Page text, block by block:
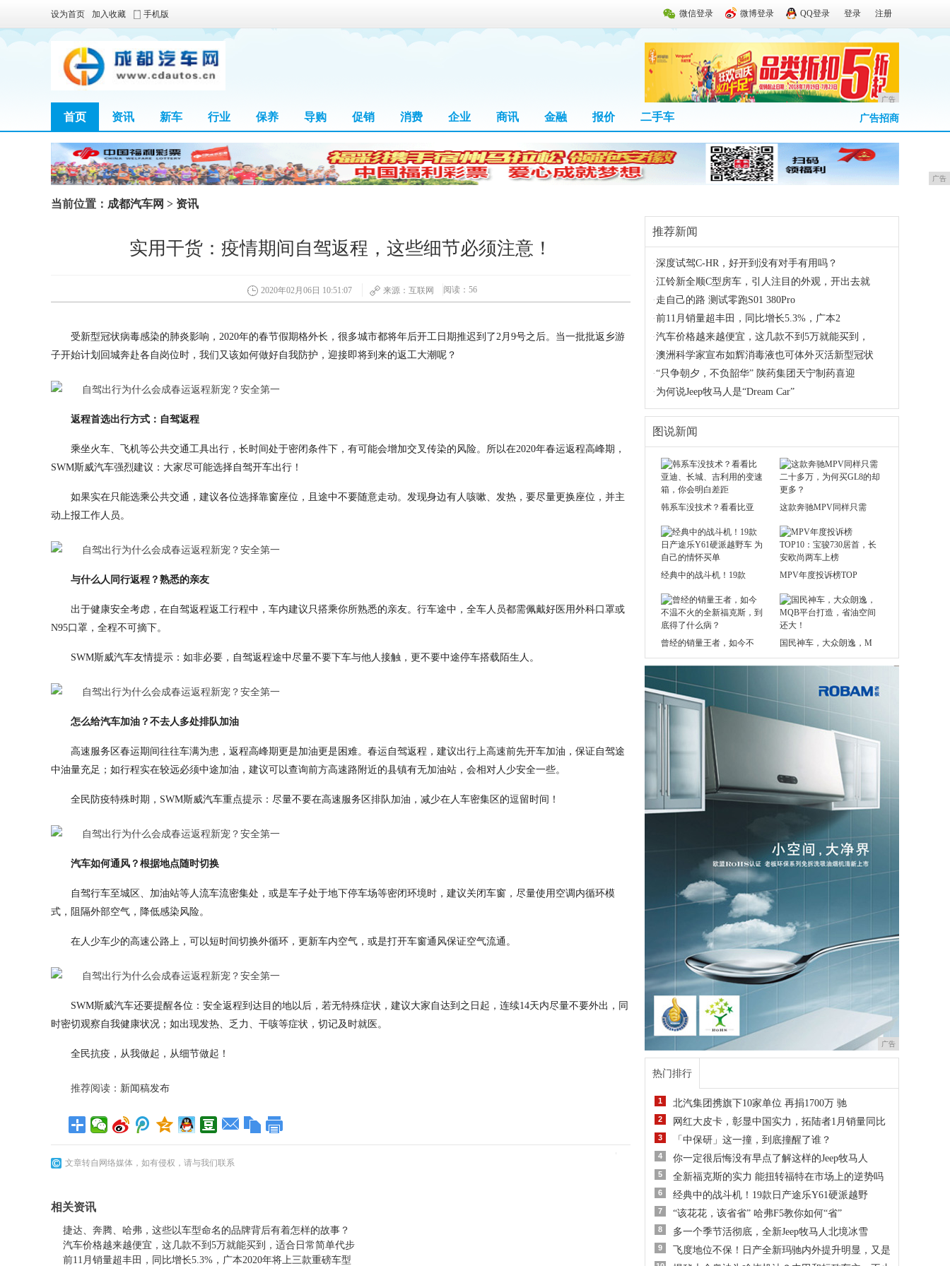
微信登录 微博登录 QQ登录 登录 注册
设为首页 加入收藏 手机版
广告
首页 资讯 新车 行业 保养 导购 促销 消费 企业 商讯 金融 报价 二手车 广告招商
广告
当前位置： 成都汽车网 > 资讯
实用干货：疫情期间自驾返程，这些细节必须注意！
2020年02月06日 10:51:07 来源：互联网 阅读：56
受新型冠状病毒感染的肺炎影响，2020年的春节假期格外长，很多城市都将年后开工日期推迟到了2月9号之后。当一批批返乡游
子开始计划回城奔赴各自岗位时，我们又该如何做好自我防护，迎接即将到来的返工大潮呢？
返程首选出行方式：自驾返程
乘坐火车、飞机等公共交通工具出行，长时间处于密闭条件下，有可能会增加交叉传染的风险。所以在2020年春运返程高峰期，
SWM斯威汽车强烈建议：大家尽可能选择自驾开车出行！
如果实在只能选乘公共交通，建议各位选择靠窗座位，且途中不要随意走动。发现身边有人咳嗽、发热，要尽量更换座位，并主
动上报工作人员。
与什么人同行返程？熟悉的亲友
出于健康安全考虑，在自驾返程返工行程中，车内建议只搭乘你所熟悉的亲友。行车途中，全车人员都需佩戴好医用外科口罩或
N95口罩，全程不可摘下。
SWM斯威汽车友情提示：如非必要，自驾返程途中尽量不要下车与他人接触，更不要中途停车搭载陌生人。
怎么给汽车加油？不去人多处排队加油
高速服务区春运期间往往车满为患，返程高峰期更是加油更是困难。春运自驾返程，建议出行上高速前先开车加油，保证自驾途
中油量充足；如行程实在较远必须中途加油，建议可以查询前方高速路附近的县镇有无加油站，会相对人少安全一些。
全民防疫特殊时期，SWM斯威汽车重点提示：尽量不要在高速服务区排队加油，减少在人车密集区的逗留时间！
汽车如何通风？根据地点随时切换
自驾行车至城区、加油站等人流车流密集处，或是车子处于地下停车场等密闭环境时，建议关闭车窗，尽量使用空调内循环模
式，阻隔外部空气，降低感染风险。
在人少车少的高速公路上，可以短时间切换外循环，更新车内空气，或是打开车窗通风保证空气流通。
SWM斯威汽车还要提醒各位：安全返程到达目的地以后，若无特殊症状，建议大家自达到之日起，连续14天内尽量不要外出，同
时密切观察自我健康状况；如出现发热、乏力、干咳等症状，切记及时就医。
全民抗疫，从我做起，从细节做起！
推荐阅读： 新闻稿发布
文章转自网络媒体，如有侵权，请与我们联系
相关资讯
捷达、奔腾、哈弗，这些以车型命名的品牌背后有着怎样的故事？
汽车价格越来越便宜，这几款不到5万就能买到，适合日常简单代步
前11月销量超丰田，同比增长5.3%，广本2020年将上三款重磅车型
推荐新闻
·深度试驾C-HR，好开到没有对手有用吗？
·江铃新全顺C型房车，引人注目的外观，开出去就
· 走自己的路 测试零跑S01 380Pro
·前11月销量超丰田，同比增长5.3%，广本2
·汽车价格越来越便宜，这几款不到5万就能买到，
·澳洲科学家宣布如辉消毒液也可体外灭活新型冠状
·“只争朝夕，不负韶华” 陕药集团天宁制药喜迎
· 为何说Jeep牧马人是“Dream Car”
图说新闻
韩系车没技术？看看比亚 这款奔驰MPV同样只需
经典中的战斗机！19款 MPV年度投诉榜TOP
曾经的销量王者，如今不 国民神车，大众朗逸，M
广告
热门排行
1 北汽集团携旗下10家单位 再捐1700万 驰
2 网红大皮卡，彰显中国实力，拓陆者1月销量同比
3 「中保研」这一撞，到底撞醒了谁？
4 你一定很后悔没有早点了解这样的Jeep牧马人
5 全新福克斯的实力 能扭转福特在市场上的逆势吗
6 经典中的战斗机！19款日产途乐Y61硬派越野
7 “该花花，该省省” 哈弗F5教你如何“省”
8 多一个季节活彻底，全新Jeep牧马人北境冰雪
9 飞度地位不保！日产全新玛驰内外提升明显，又是